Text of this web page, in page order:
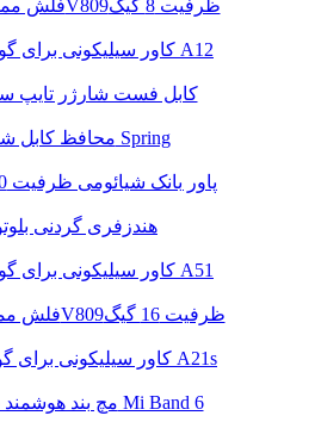
فلش مموری وریتی مدلV809ظرفیت 8 گیگ
کاور سیلیکونی برای گوشی سامسونگ A12
کابل فست شارژر تایپ
محافظ کابل شارژر مدل Spring
پاور بانک شیائومی ظرفیت 20000 میلی آمپر
هندزفری گردنی
کاور سیلیکونی برای گوشی سامسونگ A51
فلش مموری وریتی مدلV809ظرفیت 16 گیگ
کاور سیلیکونی برای گوشی سامسونگ A21s
مچ بند هوشمند شیائومی مدل Mi Band 6